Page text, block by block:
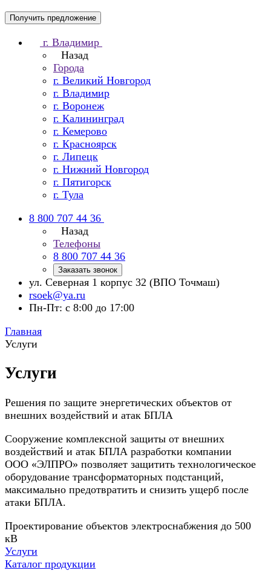
Получить предложение
г. Владимир
Назад
Города
г. Великий Новгород
г. Владимир
г. Воронеж
г. Калининград
г. Кемерово
г. Красноярск
г. Липецк
г. Нижний Новгород
г. Пятигорск
г. Тула
8 800 707 44 36
Назад
Телефоны
8 800 707 44 36
Заказать звонок
ул. Северная 1 корпус 32 (ВПО Точмаш)
rsoek@ya.ru
Пн-Пт: с 8:00 до 17:00
Главная
Услуги
Услуги
Решения по защите энергетических объектов от
внешних воздействий и атак БПЛА
Сооружение комплексной защиты от внешних
воздействий и атак БПЛА разработки компании
ООО «ЭЛПРО» позволяет защитить технологическое
оборудование трансформаторных подстанций,
максимально предотвратить и снизить ущерб после
атаки БПЛА.
Проектирование объектов электроснабжения до 500
кВ
Услуги
Каталог продукции